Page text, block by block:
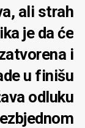
ali strah
je da će
i
u finišu
odluku